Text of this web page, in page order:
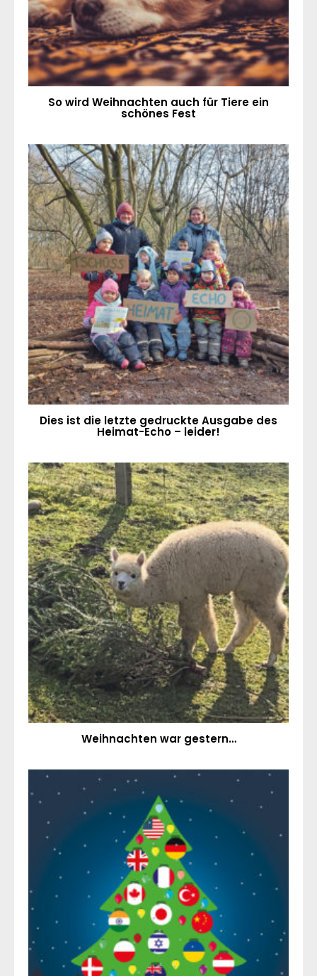
So wird Weihnachten auch für Tiere ein
schönes Fest
Dies ist die letzte gedruckte Ausgabe des
Heimat-Echo – leider!
Weihnachten war gestern…